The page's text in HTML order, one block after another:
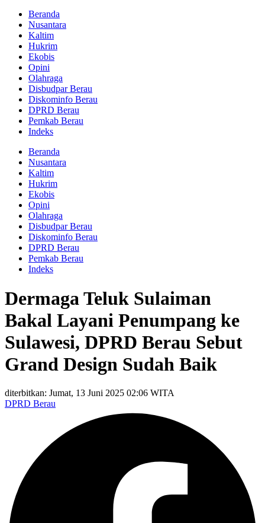
Beranda
Nusantara
Kaltim
Hukrim
Ekobis
Opini
Olahraga
Disbudpar Berau
Diskominfo Berau
DPRD Berau
Pemkab Berau
Indeks
Beranda
Nusantara
Kaltim
Hukrim
Ekobis
Opini
Olahraga
Disbudpar Berau
Diskominfo Berau
DPRD Berau
Pemkab Berau
Indeks
Dermaga Teluk Sulaiman
Bakal Layani Penumpang ke
Sulawesi, DPRD Berau Sebut
Grand Design Sudah Baik
diterbitkan: Jumat, 13 Juni 2025 02:06 WITA
DPRD Berau